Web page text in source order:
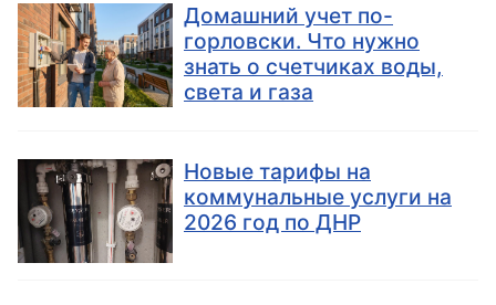
Домашний учет по-
горловски. Что нужно
знать о счетчиках воды,
света и газа
Новые тарифы на
коммунальные услуги на
2026 год по ДНР